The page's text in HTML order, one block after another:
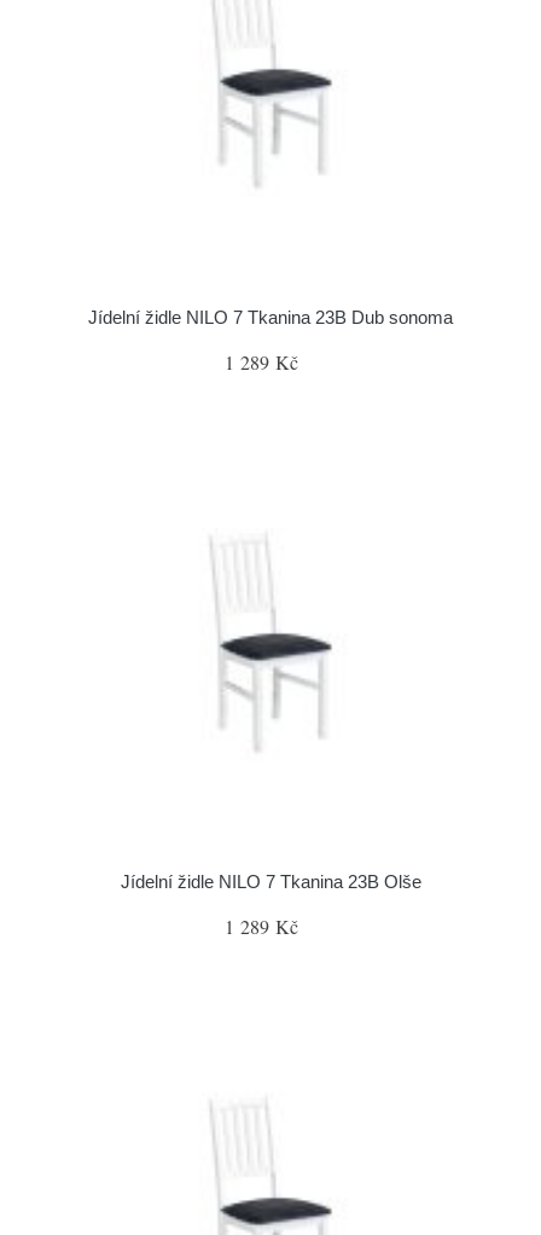
Jídelní židle NILO 7 Tkanina 23B Dub sonoma
1 289 Kč
Jídelní židle NILO 7 Tkanina 23B Olše
1 289 Kč